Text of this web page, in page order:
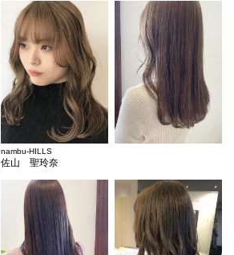
nambu-HILLS
佐山 聖玲奈